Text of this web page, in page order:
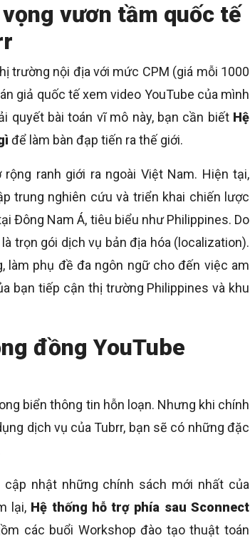
vươn tầm quốc tế
trường nội địa với mức CPM (giá mỗi 1000
giả quốc tế xem video YouTube của mình
quyết bài toán vĩ mô này, bạn cần biết Hệ
để làm bàn đạp tiến ra thế giới.
ranh giới ra ngoài Việt Nam. Hiện tại,
trung nghiên cứu và triển khai chiến lược
Đông Nam Á, tiêu biểu như Philippines. Do
trọn gói dịch vụ bản địa hóa (localization).
làm phụ đề đa ngôn ngữ cho đến việc am
bạn tiếp cận thị trường Philippines và khu
đồng YouTube
biển thông tin hỗn loạn. Nhưng khi chính
dịch vụ của Tubrr, bạn sẽ có những đặc
nhật những chính sách mới nhất của
lại, Hệ thống hỗ trợ phía sau Sconnect
các buổi Workshop đào tạo thuật toán